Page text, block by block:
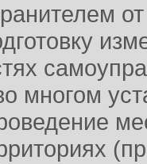
от
многом